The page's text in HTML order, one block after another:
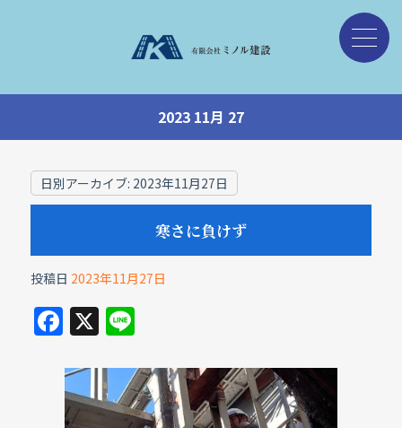
2023 11月 27
日別アーカイブ: 2023年11月27日
寒さに負けず
投稿日 2023年11月27日
F
c
e
X Li
e